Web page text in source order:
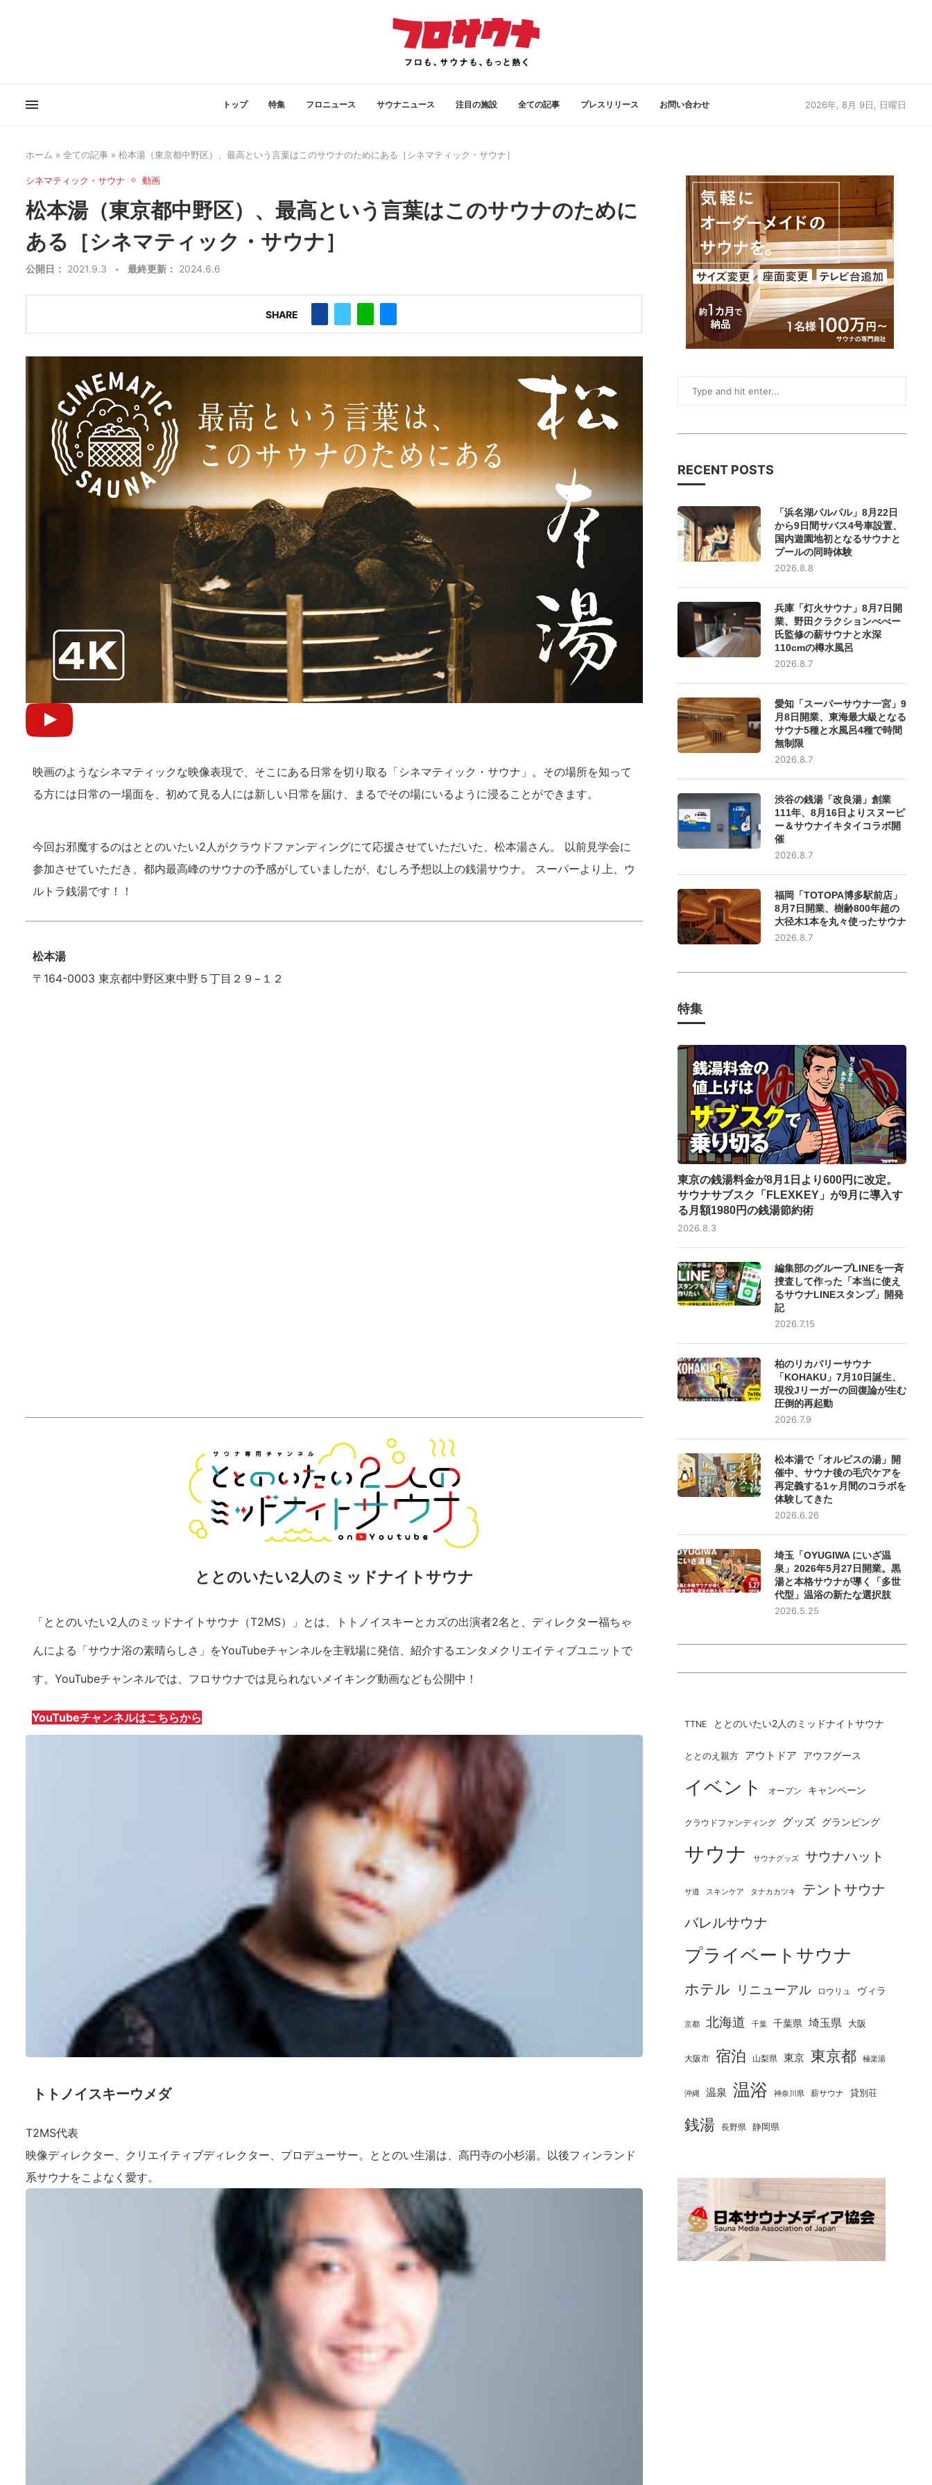
トップ 特集 フロニュース サウナニュース 注目の施設 全ての記事 プレスリリース お問い合わせ 2026年, 8月 9日, 日曜日
ホーム » 全ての記事 » 松本湯（東京都中野区）、最高という言葉はこのサウナのためにある［シネマティック・サウナ］
シネマティック・サウナ 動画
松本湯（東京都中野区）、最高という言葉はこのサウナのために
ある［シネマティック・サウナ］
公開日： 2021.9.3 最終更新： 2024.6.6
SHARE
映画のようなシネマティックな映像表現で、そこにある日常を切り取る「シネマティック・サウナ」。その場所を知って
る方には日常の一場面を、初めて見る人には新しい日常を届け、まるでその場にいるように浸ることができます。
今回お邪魔するのはととのいたい2人がクラウドファンディングにて応援させていただいた、松本湯さん。 以前見学会に
参加させていただき、都内最高峰のサウナの予感がしていましたが、むしろ予想以上の銭湯サウナ。 スーパーより上、ウ
ルトラ銭湯です！！
松本湯
〒164-0003 東京都中野区東中野５丁目２９−１２
ととのいたい2人のミッドナイトサウナ
「ととのいたい2人のミッドナイトサウナ（T2MS）」とは、トトノイスキーとカズの出演者2名と、ディレクター福ちゃ
んによる「サウナ浴の素晴らしさ」をYouTubeチャンネルを主戦場に発信、紹介するエンタメクリエイティブユニットで
す。YouTubeチャンネルでは、フロサウナでは見られないメイキング動画なども公開中！
YouTubeチャンネルはこちらから
トトノイスキーウメダ
T2MS代表
映像ディレクター、クリエイティブディレクター、プロデューサー。ととのい生湯は、高円寺の小杉湯。以後フィンランド
系サウナをこよなく愛す。
RECENT POSTS
「浜名湖パルパル」8月22日
から9日間サバス4号車設置、
国内遊園地初となるサウナと
プールの同時体験
2026.8.8
兵庫「灯火サウナ」8月7日開
業、野田クラクションべべー
氏監修の薪サウナと水深
110cmの樽水風呂
2026.8.7
愛知「スーパーサウナ一宮」9
月8日開業、東海最大級となる
サウナ5種と水風呂4種で時間
無制限
2026.8.7
渋谷の銭湯「改良湯」創業
111年、8月16日よりスヌーピ
ー＆サウナイキタイコラボ開
催
2026.8.7
福岡「TOTOPA博多駅前店」
8月7日開業、樹齢800年超の
大径木1本を丸々使ったサウナ
2026.8.7
特集
東京の銭湯料金が8月1日より600円に改定。
サウナサブスク「FLEXKEY」が9月に導入す
る月額1980円の銭湯節約術
2026.8.3
編集部のグループLINEを一斉
捜査して作った「本当に使え
るサウナLINEスタンプ」開発
記
2026.7.15
柏のリカバリーサウナ
「KOHAKU」7月10日誕生、
現役Jリーガーの回復論が生む
圧倒的再起動
2026.7.9
松本湯で「オルビスの湯」開
催中、サウナ後の毛穴ケアを
再定義する1ヶ月間のコラボを
体験してきた
2026.6.26
埼玉「OYUGIWA にいざ温
泉」2026年5月27日開業。黒
湯と本格サウナが導く「多世
代型」温浴の新たな選択肢
2026.5.25
TTNE ととのいたい2人のミッドナイトサウナ
ととのえ親方 アウトドア アウフグース
イベント オープン キャンペーン
クラウドファンディング グッズ グランピング
サウナ サウナグッズ サウナハット
サ道 スキンケア タナカカツキ
テントサウナ
バレルサウナ
プライベートサウナ
ホテル リニューアル ロウリュ ヴィラ
京都 北海道 千葉 千葉県 埼玉県 大阪
大阪市 宿泊 山梨県 東京 東京都 極楽湯
沖縄 温泉 温浴 神奈川県 薪サウナ 貸別荘
銭湯 長野県 静岡県